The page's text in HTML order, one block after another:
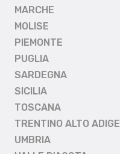
MARCHE
MOLISE
PIEMONTE
PUGLIA
SARDEGNA
SICILIA
TOSCANA
TRENTINO ALTO ADIGE
UMBRIA